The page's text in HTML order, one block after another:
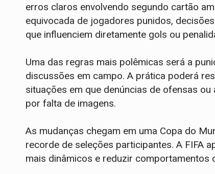
erros claros envolvendo segundo cartão
equivocada de jogadores punidos,
que influenciem diretamente gols ou
Uma das regras mais polêmicas será a
discussões em campo. A prática poderá
situações em que denúncias de ofensas
por falta de imagens.
As mudanças chegam em uma Copa do
recorde de seleções participantes. A FIFA
mais dinâmicos e reduzir comportamentos